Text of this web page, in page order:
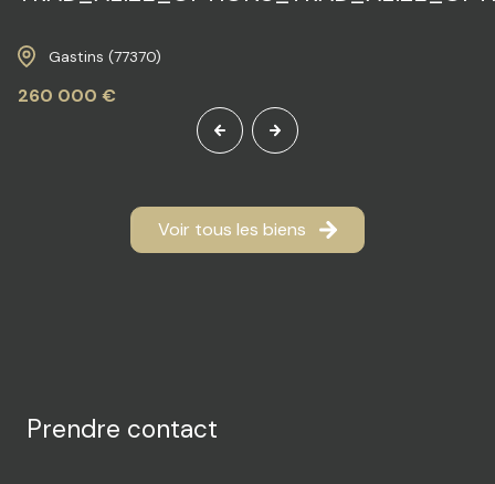
Gastins (77370)
260 000 €
Voir tous les biens
Prendre contact